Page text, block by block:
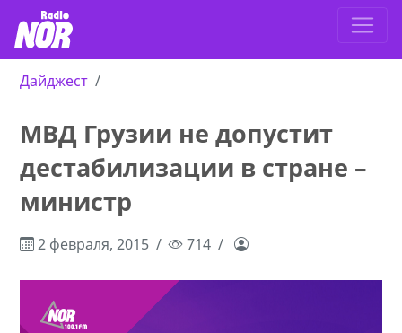
Дайджест
МВД Грузии не допустит
дестабилизации в стране –
министр
2 февраля, 2015 714